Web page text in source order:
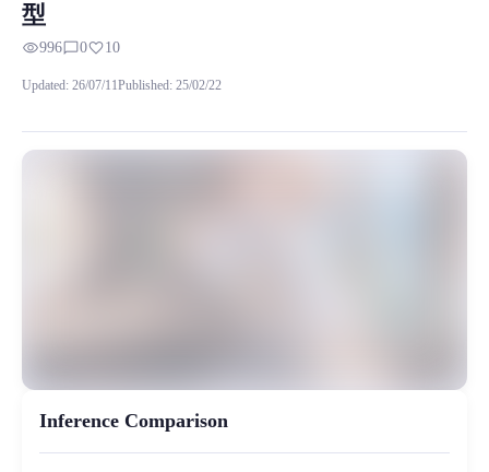
Preview, model details, and download information for KRVC
48k, Mikoto, Misaka, rvc, 二次元, 动漫, 模型, 科学超电磁炮
型
visibility996chat_bubble_outline0favorite10
Updated: 26/07/11Published: 25/02/22
Inference Comparison